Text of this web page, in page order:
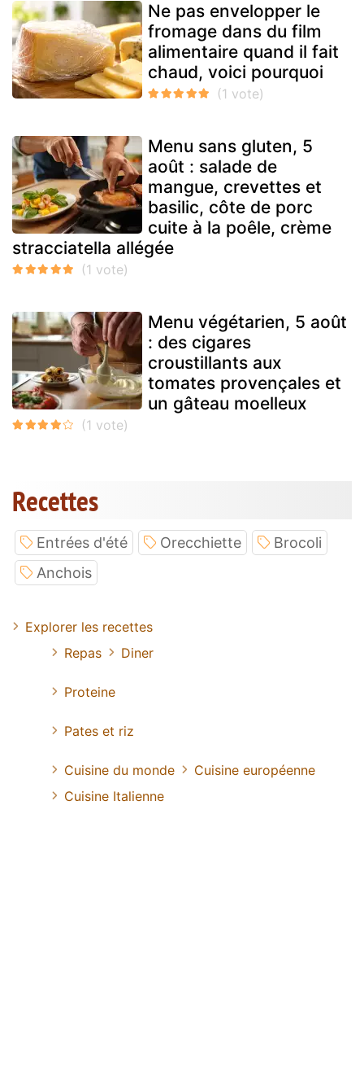
Ne pas envelopper le
fromage dans du film
alimentaire quand il fait
chaud, voici pourquoi
Menu sans gluten, 5
août : salade de
mangue, crevettes et
basilic, côte de porc
cuite à la poêle, crème
stracciatella allégée
Menu végétarien, 5 août
: des cigares
croustillants aux
tomates provençales et
un gâteau moelleux
Recettes
Entrées d'été Orecchiette
Brocoli
Anchois
Explorer les recettes
Repas
Diner
Proteine
Pates et riz
Cuisine du monde
Cuisine européenne
Cuisine Italienne